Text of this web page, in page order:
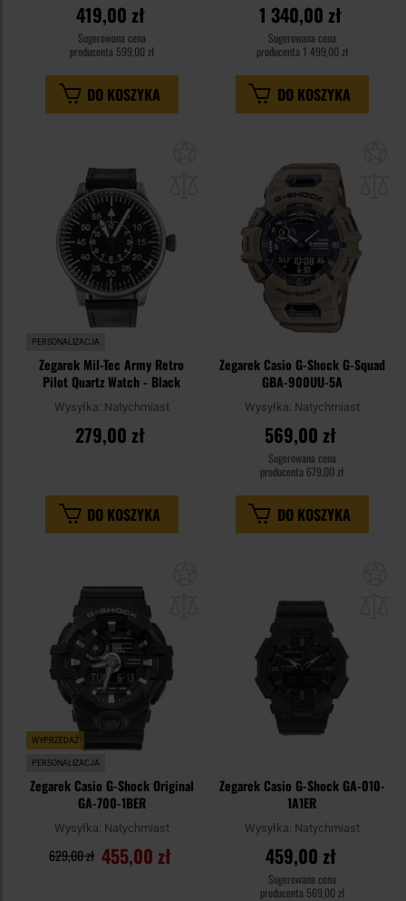
419,00 zł
Sugerowana cena
producenta 599,00 zł
DO KOSZYKA
1 340,00 zł
Sugerowana cena
producenta 1 499,00 zł
DO KOSZYKA
PERSONALIZACJA
Zegarek Mil-Tec Army Retro
Pilot Quartz Watch - Black
Wysyłka: Natychmiast
279,00 zł
DO KOSZYKA
Zegarek Casio G-Shock G-Squad
GBA-900UU-5A
Wysyłka: Natychmiast
569,00 zł
Sugerowana cena
producenta 679,00 zł
DO KOSZYKA
WYPRZEDAŻ
PERSONALIZACJA
Zegarek Casio G-Shock Original
GA-700-1BER
Wysyłka: Natychmiast
455,00 zł
629,00 zł
Zegarek Casio G-Shock GA-010-
1A1ER
Wysyłka: Natychmiast
459,00 zł
Sugerowana cena
producenta 569,00 zł